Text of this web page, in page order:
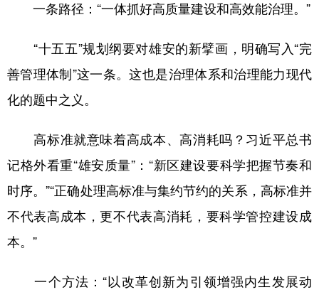
一条路径：“一体抓好高质量建设和高效能治理。”
“十五五”规划纲要对雄安的新擘画，明确写入“完
善管理体制”这一条。这也是治理体系和治理能力现代
化的题中之义。
高标准就意味着高成本、高消耗吗？习近平总书
记格外看重“雄安质量”：“新区建设要科学把握节奏和
时序。”“正确处理高标准与集约节约的关系，高标准并
不代表高成本，更不代表高消耗，要科学管控建设成
本。”
一个方法：“以改革创新为引领增强内生发展动